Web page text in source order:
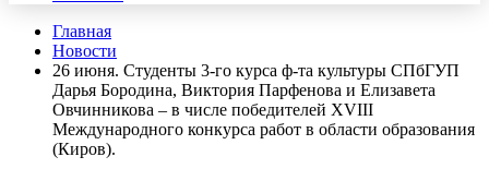
Главная
Новости
26 июня. Студенты 3-го курса ф-та культуры СПбГУП
Дарья Бородина, Виктория Парфенова и Елизавета
Овчинникова – в числе победителей XVIII
Международного конкурса работ в области образования
(Киров).